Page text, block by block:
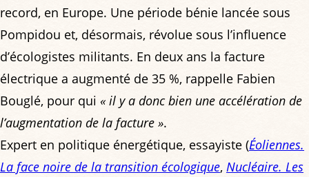
record, en Europe. Une période bénie lancée sous
Pompidou et, désormais, révolue sous l’influence
d’écologistes militants. En deux ans la facture
électrique a augmenté de 35 %, rappelle Fabien
Bouglé, pour qui « il y a donc bien une accélération de
l’augmentation de la facture ».
Expert en politique énergétique, essayiste (Éoliennes.
La face noire de la transition écologique, Nucléaire. Les